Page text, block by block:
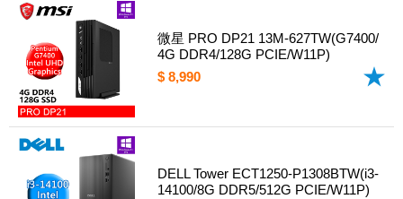
微星 PRO DP21 13M-627TW(G7400/
4G DDR4/128G PCIE/W11P)
$ 8,990
DELL Tower ECT1250-P1308BTW(i3-
14100/8G DDR5/512G PCIE/W11P)